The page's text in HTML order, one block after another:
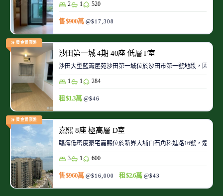
2 1 520
售 $900萬 @$17,308
黃金置頂盤
沙田第一城 4期 40座 低層 F室
沙田大型藍籌屋苑沙田第一城位於沙田市第一號地段，因此
1 1 284
租 $1.3萬 @$46
黃金置頂盤
嘉熙 8座 極高層 D室
臨海低密度豪宅嘉熙位於新界大埔白石角科進路16號，遠離
3 1 600
售 $960萬 @$16,000 租 $2.6萬 @$43